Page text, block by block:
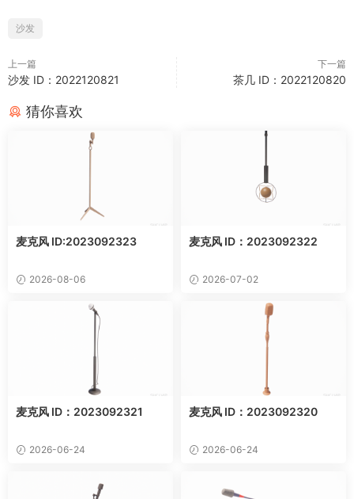
沙发
上一篇
沙发 ID：2022120821
下一篇
茶几 ID：2022120820
猜你喜欢
麦克风 ID:2023092323
2026-08-06
麦克风 ID：2023092322
2026-07-02
麦克风 ID：2023092321
2026-06-24
麦克风 ID：2023092320
2026-06-24